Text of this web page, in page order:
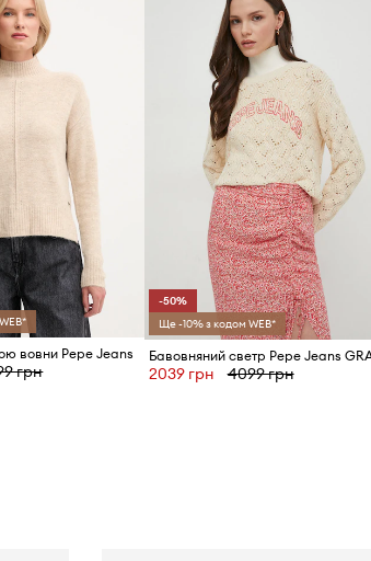
вовни Pepe Jeans
грн
-50%
Ще -10% з кодом WEB*
2039 грн 4099 грн